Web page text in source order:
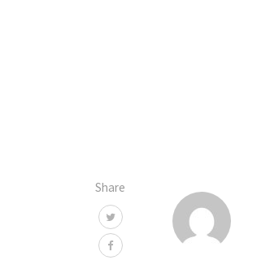
Share